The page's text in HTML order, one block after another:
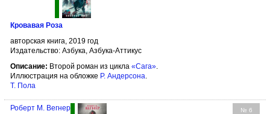
Кровавая Роза
авторская книга, 2019 год
Издательство: Азбука, Азбука-Аттикус
Описание: Второй роман из цикла «Сага»
Иллюстрация на обложке Р. Андерсона
Т. Пола
№ 6
Роберт М. Вегнер